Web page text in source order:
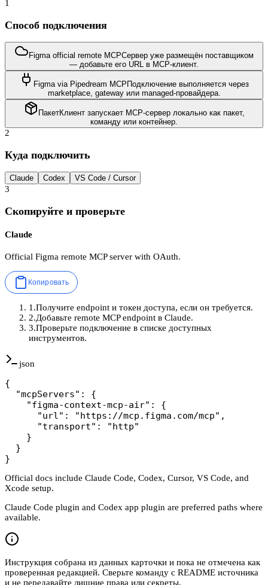
1
Способ подключения
Figma official remote MCPСервер уже размещён поставщиком
— добавьте его URL в MCP-клиент.
Figma via Pipedream MCP Подключение выполняется через
marketplace, gateway или managed-провайдера.
ПакетКлиент запускает MCP-сервер локально как пакет,
команду или контейнер.
2
Куда подключить
Claude Codex VS Code / Cursor
3
Скопируйте и проверьте
Claude
Official Figma remote MCP server with OAuth.
Копировать
1 .Получите endpoint и токен доступа, если он требуется.
2.Добавьте remote MCP endpoint в Claude.
3.Проверьте подключение в списке доступных
инструментов.
json
{
  "mcpServers": {
    "figma-context-mcp-air": {
      "url": "https://mcp.figma.com/mcp",
      "transport": "http"
    }
  }
}
Official docs include Claude Code, Codex, Cursor, VS Code, and
Xcode setup.
Claude Code plugin and Codex app plugin are preferred paths where
available.
Инструкция собрана из данных карточки и пока не отмечена как
проверенная редакцией. Сверьте команду с README источника
и не передавайте лишние права или секреты.